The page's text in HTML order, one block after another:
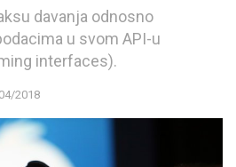
davanja odnosno
u svom API-u
interfaces).
2018